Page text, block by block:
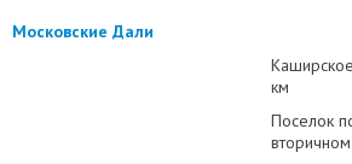
Московские Дали
Каширское
км
Поселок